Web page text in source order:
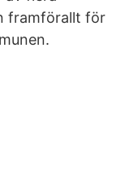
framförallt för